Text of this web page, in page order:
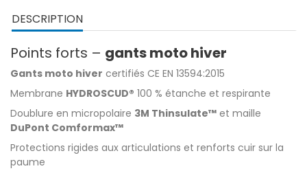
DESCRIPTION
Points forts – gants moto hiver
Gants moto hiver certifiés CE EN 13594:2015
Membrane HYDROSCUD® 100 % étanche et respirante
Doublure en micropolaire 3M Thinsulate™ et maille
DuPont Comformax™
Protections rigides aux articulations et renforts cuir sur la
paume